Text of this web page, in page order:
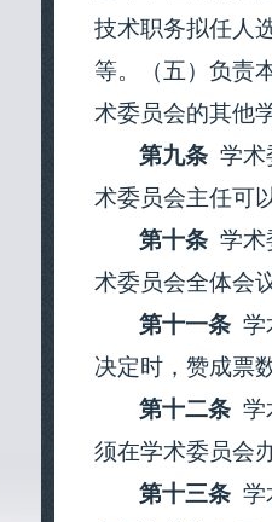
技术职务拟任人
等。
（五） 负责
术委员会的其他
第九条 学术
术委员会主任可
第十条 学术
术委员会全体会
第十一条 学
决定时，赞成票
第十二条 学
须在学术委员会
第十三条 学